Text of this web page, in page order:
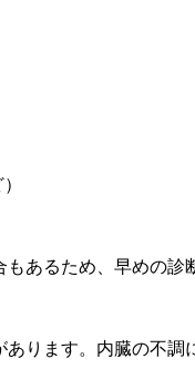
あるため、早めの
ります。内臓の不